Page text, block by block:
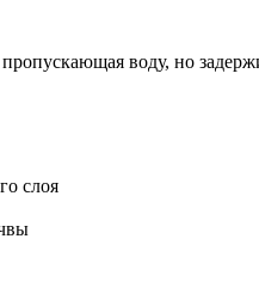
воду, но
слоя